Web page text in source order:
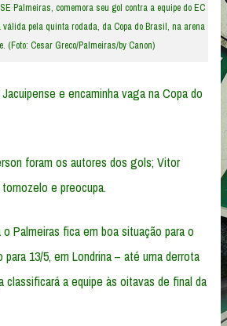
Palmeiras, comemora seu gol contra a equipe do EC
pela quinta rodada, da Copa do Brasil, na arena
(Foto: Cesar Greco/Palmeiras/by Canon)
e encaminha vaga na Copa do
foram os autores dos gols; Vitor
e preocupa.
Palmeiras fica em boa situação para o
13/5, em Londrina – até uma derrota
classificará a equipe às oitavas de final da